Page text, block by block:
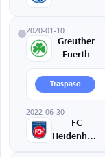
2020-01-10
Greuther
Fuerth
Traspaso
2022-06-30
FC
Heidenheim